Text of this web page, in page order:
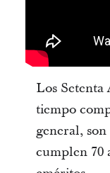
Los Setenta
tiempo
general,
cumplen 70